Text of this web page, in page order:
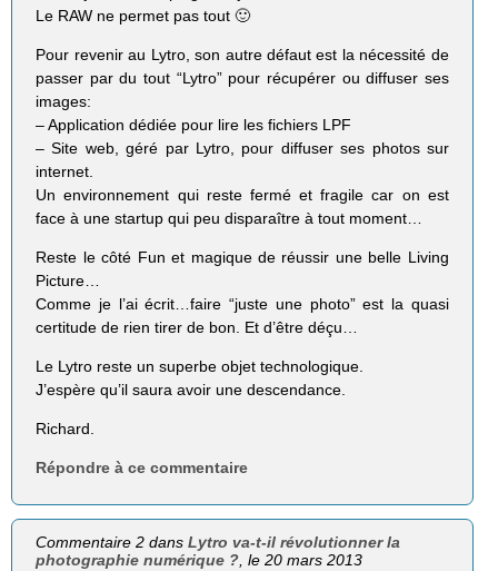
Le RAW ne permet pas tout 🙂
Pour revenir au Lytro, son autre défaut est la nécessité de
passer par du tout “Lytro” pour récupérer ou diffuser ses
images:
– Application dédiée pour lire les fichiers LPF
– Site web, géré par Lytro, pour diffuser ses photos sur
internet.
Un environnement qui reste fermé et fragile car on est
face à une startup qui peu disparaître à tout moment…
Reste le côté Fun et magique de réussir une belle Living
Picture…
Comme je l’ai écrit…faire “juste une photo” est la quasi
certitude de rien tirer de bon. Et d’être déçu…
Le Lytro reste un superbe objet technologique.
J’espère qu’il saura avoir une descendance.
Richard.
Répondre à ce commentaire
Commentaire 2 dansLytro va-t-il révolutionner la
photographie numérique ? , le 20 mars 2013